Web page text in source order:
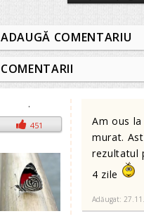
ADAUGĂ COMENTARIU
COMENTARII
.
451
Am ous la
murat.
rezultatul
4 zile
Adăugat: